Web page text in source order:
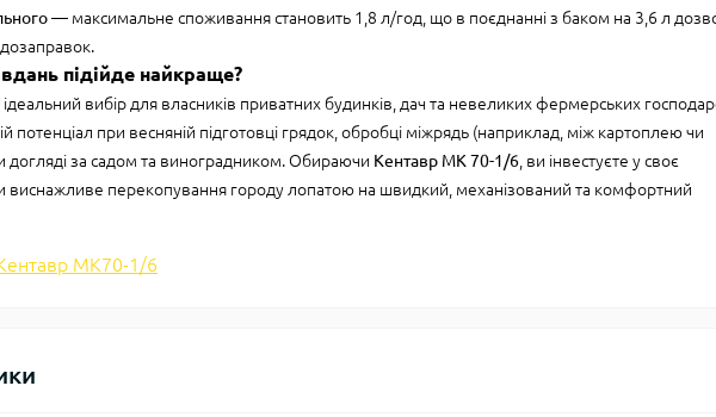
— максимальне споживання становить 1,8 л/год, що в поєднанні з баком на 3,6 л
підійде найкраще?
вибір для власників приватних будинків, дач та невеликих фермерських
потенціал при весняній підготовці грядок, обробці міжрядь (наприклад, між картоплею чи
догляді за садом та виноградником. Обираючи Кентавр МК 70-1/6 , ви інвестуєте у своє
перекопування городу лопатою на швидкий, механізований та комфортний
МK70-1/6